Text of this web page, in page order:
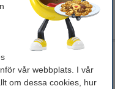
vår webbplats. I vår
om dessa cookies, hur
29,5 x 25 x 18,4 cm